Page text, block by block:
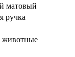
матовый
ручка
животные